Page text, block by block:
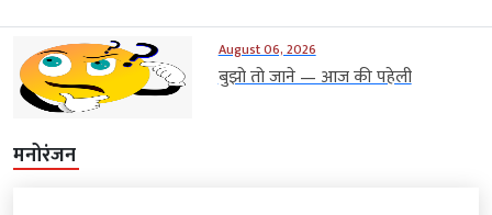
August 06, 2026
बुझो तो जाने — आज की पहेली
मनोरंजन